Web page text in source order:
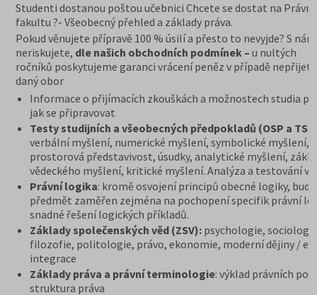
Studenti dostanou poštou učebnici Chcete se dostat na
fakultu ?- Všeobecný přehled a základy práva.
Pokud věnujete přípravě 100 % úsilí a přesto to nevyjde? S
neriskujete, dle našich obchodních podmínek – u nultých
ročníků poskytujeme garanci vrácení peněz v případě nepřijetí
daný obor
Informace o přijímacích zkouškách a možnostech studia
jak se připravovat
Testy studijních a všeobecných předpokladů (OSP a
verbální myšlení, numerické myšlení, symbolické myšlení,
prostorová představivost, úsudky, analytické myšlení,
vědeckého myšlení, kritické myšlení. Analýza a testování
Právní logika: kromě osvojení principů obecné logiky,
předmět zaměřen zejména na pochopení specifik právní
snadné řešení logických příkladů.
Základy společenských věd (ZSV): psychologie,
filozofie, politologie, právo, ekonomie, moderní dějiny /
integrace
Základy práva a právní terminologie: výklad právních
struktura práva